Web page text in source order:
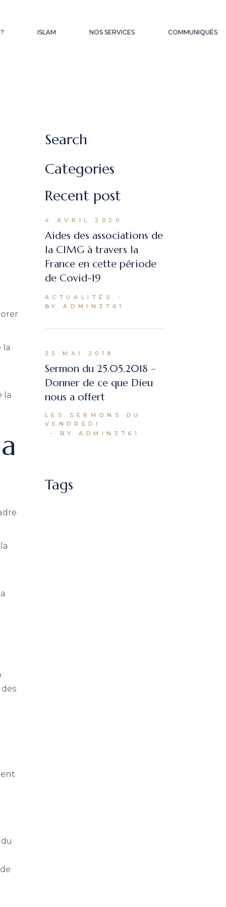
ISLAM NOS SERVICES COMMUNIQUÉS
la
la
Search
Categories
Recent post
4 AVRIL 2020
Aides des associations de
la CIMG à travers la
France en cette période
de Covid-19
ACTUALITÉS
BY ADMIN3761
25 MAI 2018
Sermon du 25.05.2018 –
Donner de ce que Dieu
nous a offert
LES SERMONS DU
VENDREDI
BY ADMIN3761
Tags